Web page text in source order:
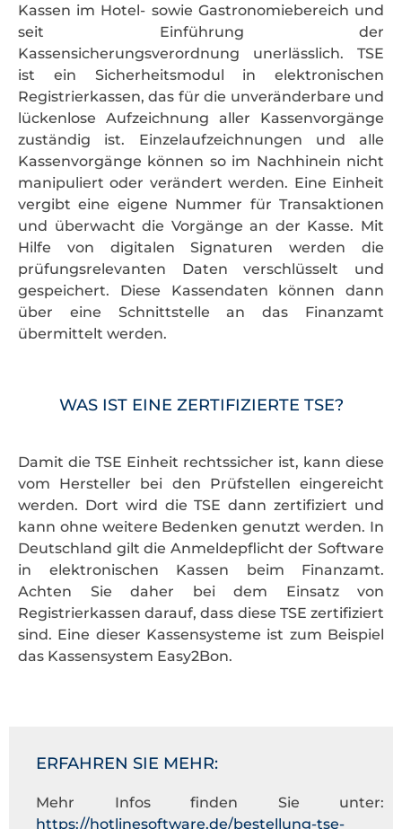
Kassen im Hotel- sowie Gastronomiebereich und
seit Einführung der
Kassensicherungsverordnung unerlässlich. TSE
ist ein Sicherheitsmodul in elektronischen
Registrierkassen, das für die unveränderbare und
lückenlose Aufzeichnung aller Kassenvorgänge
zuständig ist. Einzelaufzeichnungen und alle
Kassenvorgänge können so im Nachhinein nicht
manipuliert oder verändert werden. Eine Einheit
vergibt eine eigene Nummer für Transaktionen
und überwacht die Vorgänge an der Kasse. Mit
Hilfe von digitalen Signaturen werden die
prüfungsrelevanten Daten verschlüsselt und
gespeichert. Diese Kassendaten können dann
über eine Schnittstelle an das Finanzamt
übermittelt werden.
WAS IST EINE ZERTIFIZIERTE TSE?
Damit die TSE Einheit rechtssicher ist, kann diese
vom Hersteller bei den Prüfstellen eingereicht
werden. Dort wird die TSE dann zertifiziert und
kann ohne weitere Bedenken genutzt werden. In
Deutschland gilt die Anmeldepflicht der Software
in elektronischen Kassen beim Finanzamt.
Achten Sie daher bei dem Einsatz von
Registrierkassen darauf, dass diese TSE zertifiziert
sind. Eine dieser Kassensysteme ist zum Beispiel
das Kassensystem Easy2Bon.
ERFAHREN SIE MEHR:
Mehr Infos finden Sie unter:
https://hotlinesoftware.de/bestellung-tse-